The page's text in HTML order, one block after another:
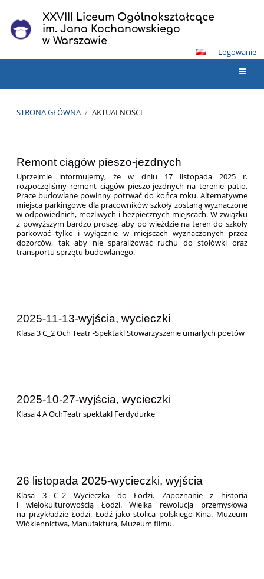
XXVIII Liceum Ogólnokształcące
im. Jana Kochanowskiego
w Warszawie
Logowanie
STRONA GŁÓWNA / AKTUALNOŚCI
Remont ciągów pieszo-jezdnych
Uprzejmie informujemy, że w dniu 17 listopada 2025 r.
rozpoczęliśmy remont ciągów pieszo-jezdnych na terenie patio.
Prace budowlane powinny potrwać do końca roku. Alternatywne
miejsca parkingowe dla pracowników szkoły zostaną wyznaczone
w odpowiednich, możliwych i bezpiecznych miejscach. W związku
z powyższym bardzo proszę, aby po wjeździe na teren do szkoły
parkować tylko i wyłącznie w miejscach wyznaczonych przez
dozorców, tak aby nie sparaliżować ruchu do stołówki oraz
transportu sprzętu budowlanego.
2025-11-13-wyjścia, wycieczki
Klasa 3 C_2 Och Teatr -Spektakl Stowarzyszenie umarłych poetów
2025-10-27-wyjścia, wycieczki
Klasa 4 AOchTeatr spektakl Ferdydurke
26 listopada 2025-wycieczki, wyjścia
Klasa 3 C_2 Wycieczka do Łodzi. Zapoznanie z historia
i wielokulturowością Łodzi. Wielka rewolucja przemysłowa
na przykładzie Łodzi. Łodź jako stolica polskiego Kina. Muzeum
Włókiennictwa, Manufaktura, Muzeum filmu.